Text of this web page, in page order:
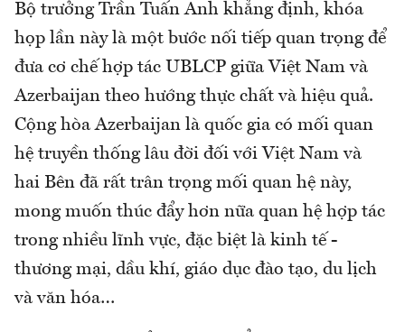
Bộ trưởng Trần Tuấn Anh khẳng định, khóa
họp lần này là một bước nối tiếp quan trọng để
đưa cơ chế hợp tác UBLCP giữa Việt Nam và
Azerbaijan theo hướng thực chất và hiệu quả.
Cộng hòa Azerbaijan là quốc gia có mối quan
hệ truyền thống lâu đời đối với Việt Nam và
hai Bên đã rất trân trọng mối quan hệ này,
mong muốn thúc đẩy hơn nữa quan hệ hợp tác
trong nhiều lĩnh vực, đặc biệt là kinh tế -
thương mại, dầu khí, giáo dục đào tạo, du lịch
và văn hóa…